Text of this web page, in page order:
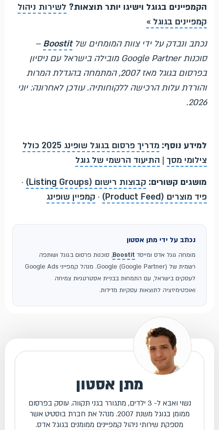
הקמפיינים בגוגל וישיגו יותר תוצאות? לשירות ניהול
קמפיינים בגוגל »
נכתב ונבדק על ידי צוות המומחים שלBoostit
–
סוכנות Google Partner מובילה בישראל עם ניסיון
בפרסום בגוגל מאז 2007, המתמחה בהגדלת המרות
והורדת עלות הרכישה ללקוחותיה. עודכן לאחרונה: יוני
2026.
למידע נוסף:
מדריך פרסום בגוגל שופינג 2025 כולל
צילומי מסך | התיעוד הרשמי של גוגל
מושגים קשורים: קבוצות רישום (Listing Groups)
·
פיד מוצרים (Product Feed)
· קמפיין שופינג
נכתב על ידי מתן אסטון
מומחה גוגל אדס ומייסד Boostit, סוכנות פרסום בגוגל ושותפה
רשמית של Google (Google Partner). מנהל קמפייני Google Ads
לעסקים בישראל, עם התמחות בבניית אסטרטגיות צמיחה
ואופטימיזציה לתוצאות עסקיות מדידות.
מתן אסטון
נשוי ואבא ל- 3 ילדים, מתגורר בגני תקווה. עוסק בפרסום
ממומן בגוגל משנת 2007. מנהל את חברת בוסטיט אשר
מספקת שירותי ניהול קמפיינים ממומנים בגוגל אדס.